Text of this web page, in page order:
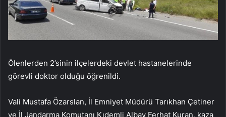
Ölenlerden 2’sinin ilçelerdeki devlet hastanelerinde
görevli doktor olduğu öğrenildi.
Vali Mustafa Özarslan, İl Emniyet Müdürü Tarıkhan Çetiner
ve İl Jandarma Komutanı Kıdemli Albay Ferhat Kuran, kaza